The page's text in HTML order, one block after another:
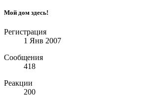
Мой дом здесь!
Регистрация
1 Янв 2007
Сообщения
418
Реакции
200